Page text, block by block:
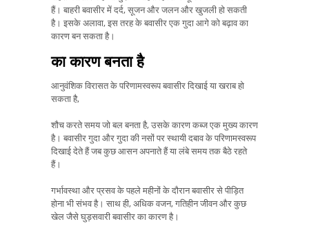
हैं। बाहरी बवासीर में दर्द, सूजन और जलन और खुजली हो सकती
है। इसके अलावा, इस तरह के बवासीर एक गुदा आगे को बढ़ाव का
कारण बन सकता है।
का कारण बनता है
आनुवंशिक विरासत के परिणामस्वरूप बवासीर दिखाई या खराब हो
सकता है,
शौच करते समय जो बल बनता है, उसके कारण कब्ज एक मुख्य कारण
है। बवासीर गुदा और गुदा की नसों पर स्थायी दबाव के परिणामस्वरूप
दिखाई देते हैं जब कुछ आसन अपनाते हैं या लंबे समय तक बैठे रहते
हैं।
गर्भावस्था और प्रसव के पहले महीनों के दौरान बवासीर से पीड़ित
होना भी संभव है। साथ ही, अधिक वजन, गतिहीन जीवन और कुछ
खेल जैसे घुड़सवारी बवासीर का कारण है।